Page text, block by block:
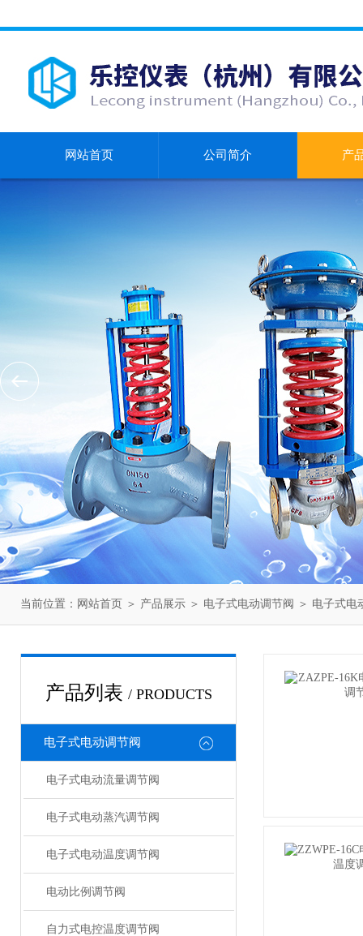
网站首页 公司简介 产
当前位置： 网站首页 ＞ 产品展示 ＞ 电子式电动调节阀 ＞ 电子式电
产品列表 / PRODUCTS
电子式电动调节阀
电子式电动流量调节阀
电子式电动蒸汽调节阀
电子式电动温度调节阀
电动比例调节阀
自力式电控温度调节阀